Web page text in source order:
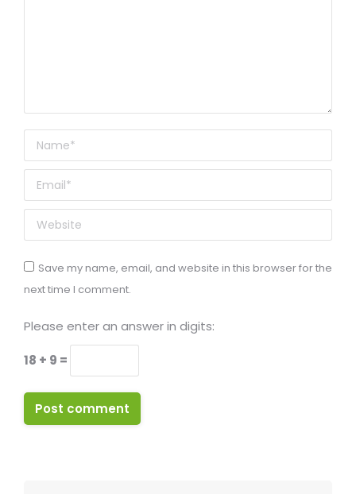
Name *
Email *
Website
Save my name, email, and website in this browser for the
next time I comment.
Please enter an answer in digits:
18 + 9 =
Post comment